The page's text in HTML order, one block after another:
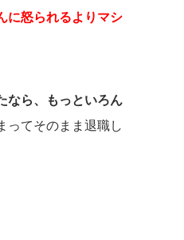
に怒られるよりマシ
なら、もっといろん
ってそのまま退職し